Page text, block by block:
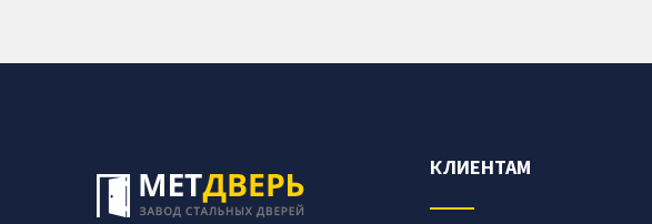
КЛИЕНТАМ